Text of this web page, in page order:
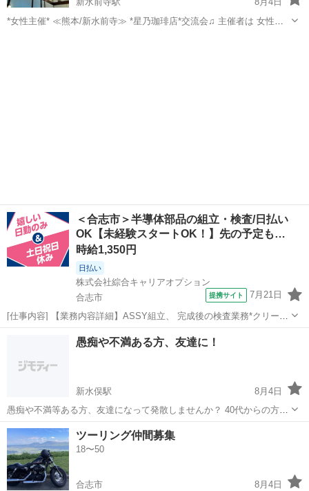
*女性主催* ≪熊本/新水前寺≫ *星乃珈琲店*交流会♫ 主催者は 女性で
＜合志市＞半導体部品の組立・検査/日払い
OK【未経験スタートOK！】先の予定も…
時給1,350円
日払い
株式会社綜合キャリアオプション
合志市
提携サイト 7月21日
[仕事内容] 【業務内容詳細】ASSY組立、 完成後の検査業務*クリーン
ルーム作業あり 【取扱製品情報】半導体 。＋お仕事探しはコンシェル
スタッフにおまかせ＋。 あなたのお仕事探しをしっかりサポート！ た
工場
愚痴や不満ある方、友達に！
新水俣駅
8月4日
愚痴や不満等ある方、友達になって発散しませんか？ 40代からの方で
宜しくお願いします。
熊本 水俣市 新水俣駅 友達
ツーリング仲間募集
18〜50
合志市
8月4日